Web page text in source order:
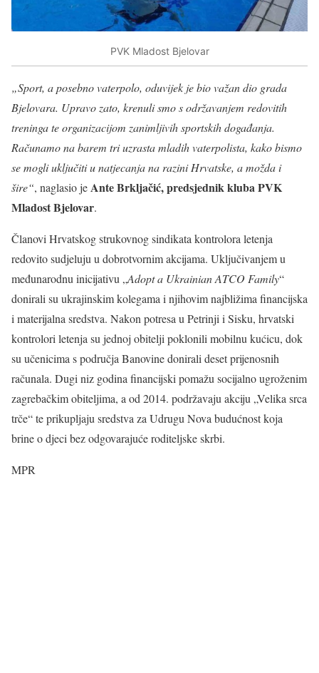
PVK Mladost Bjelovar
„Sport, a posebno vaterpolo, oduvijek je bio važan dio grada
Bjelovara. Upravo zato, krenuli smo s održavanjem redovitih
treninga te organizacijom zanimljivih sportskih događanja.
Računamo na barem tri uzrasta mladih vaterpolista, kako bismo
se mogli uključiti u natjecanja na razini Hrvatske, a možda i
šire“, naglasio jeAnte Brkljačić, predsjednik kluba PVK
Mladost Bjelovar.
Članovi Hrvatskog strukovnog sindikata kontrolora letenja
redovito sudjeluju u dobrotvornim akcijama. Uključivanjem u
međunarodnu inicijativu „Adopt a Ukrainian ATCO Family“
donirali su ukrajinskim kolegama i njihovim najbližima financijska
i materijalna sredstva. Nakon potresa u Petrinji i Sisku, hrvatski
kontrolori letenja su jednoj obitelji poklonili mobilnu kućicu, dok
su učenicima s područja Banovine donirali deset prijenosnih
računala. Dugi niz godina financijski pomažu socijalno ugroženim
zagrebačkim obiteljima, a od 2014. podržavaju akciju „Velika srca
trče“ te prikupljaju sredstva za Udrugu Nova budućnost koja
brine o djeci bez odgovarajuće roditeljske skrbi.
MPR